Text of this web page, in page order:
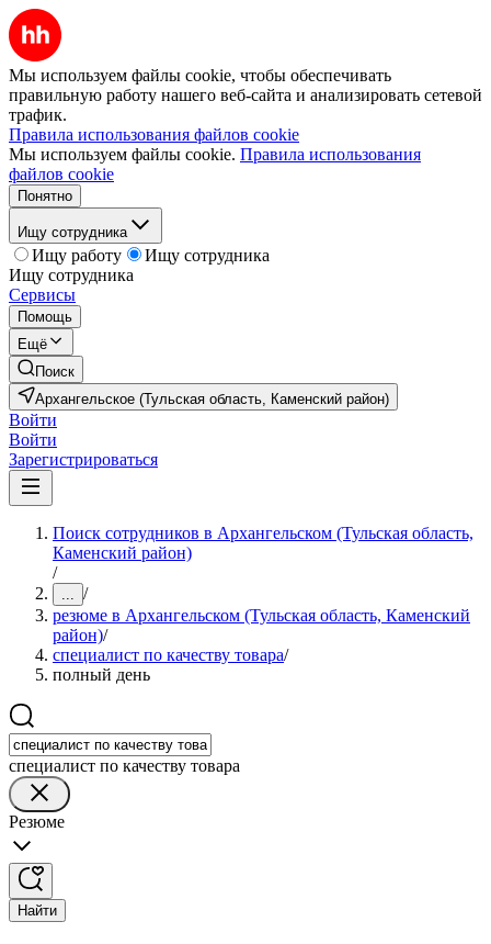
Мы используем файлы cookie, чтобы обеспечивать
правильную работу нашего веб-сайта и анализировать сетевой
трафик.
Правила использования файлов cookie
Мы используем файлы cookie. Правила использования
файлов cookie
Понятно
Ищу сотрудника
Ищу работу
Ищу сотрудника
Ищу сотрудника
Сервисы
Помощь
Ещё
Поиск
Архангельское (Тульская область, Каменский район)
Войти
Войти
Зарегистрироваться
Поиск сотрудников в Архангельском (Тульская область,
Каменский район)
/
... /
резюме в Архангельском (Тульская область, Каменский
район)/
специалист по качеству товара/
полный день
специалист по качеству товара
Резюме
Найти